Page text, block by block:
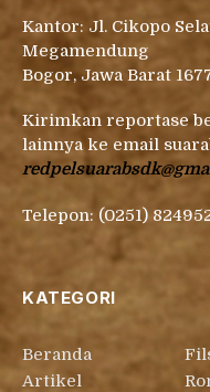
Kantor: Jl. Cikopo
Megamendung
Bogor, Jawa Barat
Kirimkan reportase
lainnya ke email
Telepon: (0251)
KATEGORI
Beranda
Artikel